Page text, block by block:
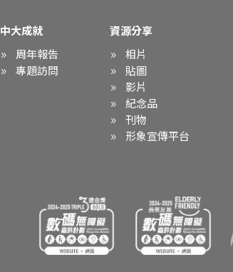
中大成就
周年報告
專題訪問
資源分享
相片
貼圖
影片
紀念品
刊物
形象宣傳平台